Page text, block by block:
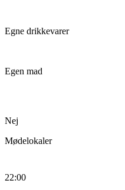
Egne drikkevarer
Egen mad
Nej
Mødelokaler
22:00